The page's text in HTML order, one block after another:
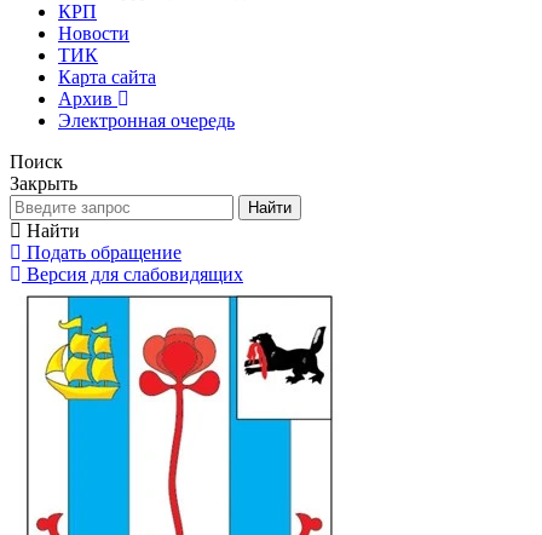
КРП
Новости
ТИК
Карта сайта
Архив
Электронная очередь
Поиск
Закрыть
Найти
Найти
Подать обращение
Версия для слабовидящих